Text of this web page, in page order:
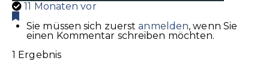
11 Monaten vor
Sie müssen sich zuerstanmelden, wenn Sie
einen Kommentar schreiben möchten.
1 Ergebnis